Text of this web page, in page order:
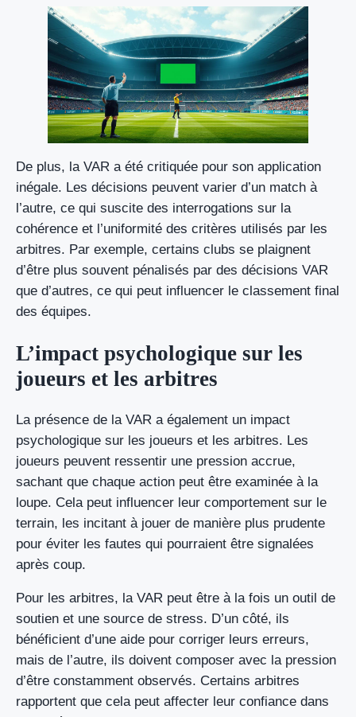
De plus, la VAR a été critiquée pour son application
inégale. Les décisions peuvent varier d’un match à
l’autre, ce qui suscite des interrogations sur la
cohérence et l’uniformité des critères utilisés par les
arbitres. Par exemple, certains clubs se plaignent
d’être plus souvent pénalisés par des décisions VAR
que d’autres, ce qui peut influencer le classement final
des équipes.
L’impact psychologique sur les
joueurs et les arbitres
La présence de la VAR a également un impact
psychologique sur les joueurs et les arbitres. Les
joueurs peuvent ressentir une pression accrue,
sachant que chaque action peut être examinée à la
loupe. Cela peut influencer leur comportement sur le
terrain, les incitant à jouer de manière plus prudente
pour éviter les fautes qui pourraient être signalées
après coup.
Pour les arbitres, la VAR peut être à la fois un outil de
soutien et une source de stress. D’un côté, ils
bénéficient d’une aide pour corriger leurs erreurs,
mais de l’autre, ils doivent composer avec la pression
d’être constamment observés. Certains arbitres
rapportent que cela peut affecter leur confiance dans